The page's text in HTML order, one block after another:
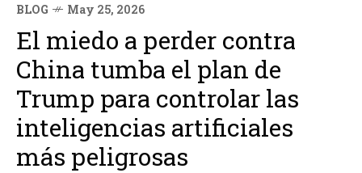
BLOG May 25, 2026
El miedo a perder contra
China tumba el plan de
Trump para controlar las
inteligencias artificiales
más peligrosas